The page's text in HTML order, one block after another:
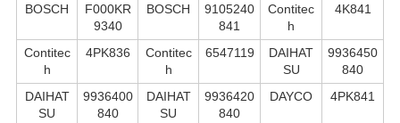
BOSCH
F000KR
9340
BOSCH
9105240
841
Contitec
h
4K841
Contitec
h
4PK836
Contitec
h
6547119
DAIHAT
SU
9936450
840
DAIHAT
SU
9936400
840
DAIHAT
SU
9936420
840
DAYCO 4PK841